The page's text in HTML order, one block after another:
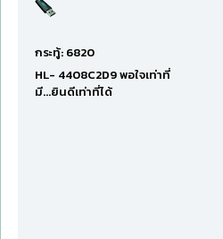
กระทู้: 6820
HL- 4408C2D9 พอใจเท่าที่
มี...ยินดีเท่าที่ได้